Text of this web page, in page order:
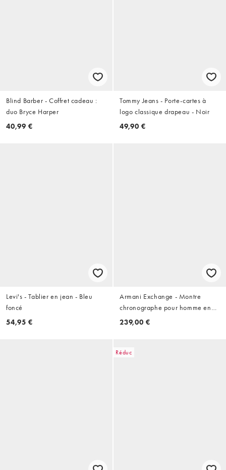
Blind Barber - Coffret cadeau :
duo Bryce Harper
40,99 €
Tommy Jeans - Porte-cartes à
logo classique drapeau - Noir
49,90 €
Levi's - Tablier en jean - Bleu
foncé
54,95 €
Armani Exchange - Montre
chronographe pour homme en
acier inoxydable - Noir
239,00 €
Réduc